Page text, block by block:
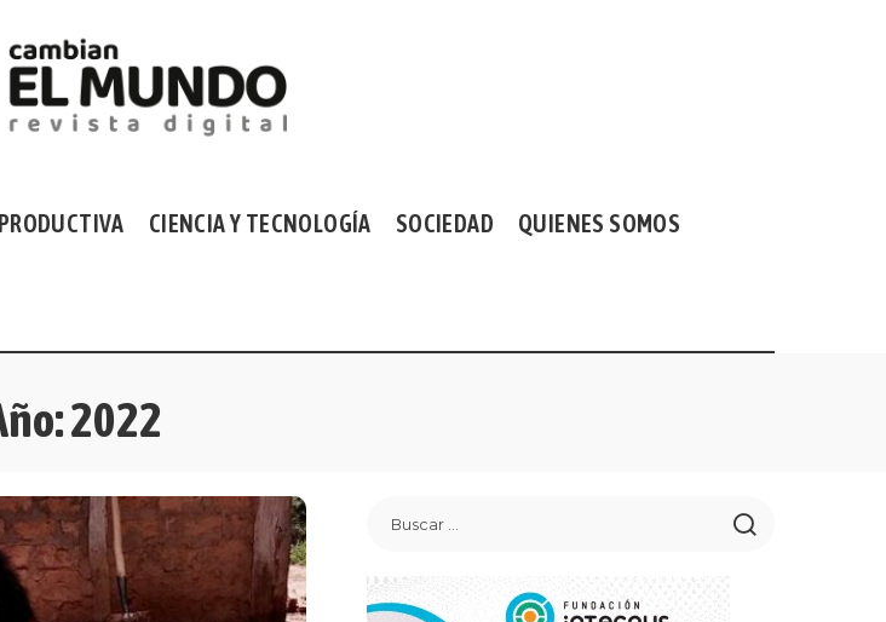
CIENCIA Y TECNOLOGÍA SOCIEDAD QUIENES SOMOS
2022